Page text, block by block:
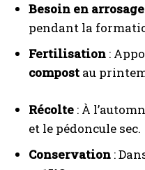
Besoin en arrosage
pendant la
Fertilisation :
compost au
Récolte : À
et le pédoncule sec.
Conservation :